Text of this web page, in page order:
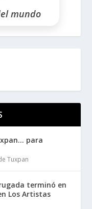
mundo
para
Tuxpan
terminó en
Los Artistas